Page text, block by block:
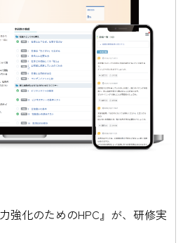
強化のためのHPC』が、研修実